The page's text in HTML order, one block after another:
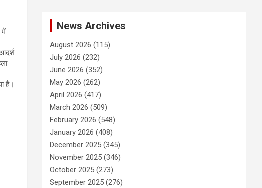
में
है।
News Archives
August 2026 (115)
July 2026 (232)
June 2026 (352)
May 2026 (262)
April 2026 (417)
March 2026 (509)
February 2026 (548)
January 2026 (408)
December 2025 (345)
November 2025 (346)
October 2025 (273)
September 2025 (276)